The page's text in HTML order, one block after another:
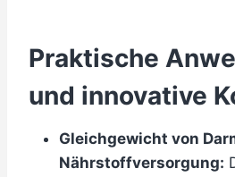
Praktische
und innovative
Gleichgewicht von
Nährstoffversorgung: